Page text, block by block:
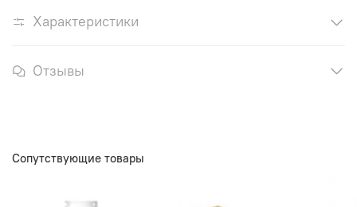
Характеристики
Отзывы
Сопутствующие товары